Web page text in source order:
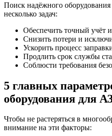
Поиск надёжного оборудования
несколько задач:
Обеспечить точный учёт
Снизить потери и
Ускорить процесс
Продлить срок службы
Соблюсти требования
5 главных
оборудования для
Чтобы не растеряться в
внимание на эти факторы: